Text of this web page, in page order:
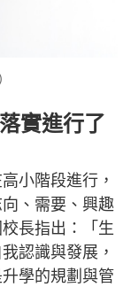
實進行了
小階段進行，
、需要、興趣
長指出：「生
認識與發展，
學的規劃與管